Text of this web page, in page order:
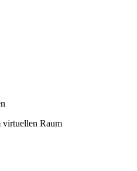
Raum